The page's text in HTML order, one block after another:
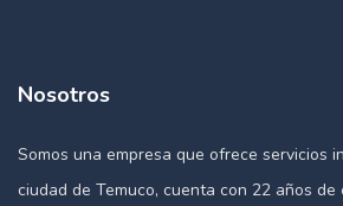
Nosotros
Somos una empresa que ofrece servicios
ciudad de Temuco, cuenta con 22 años